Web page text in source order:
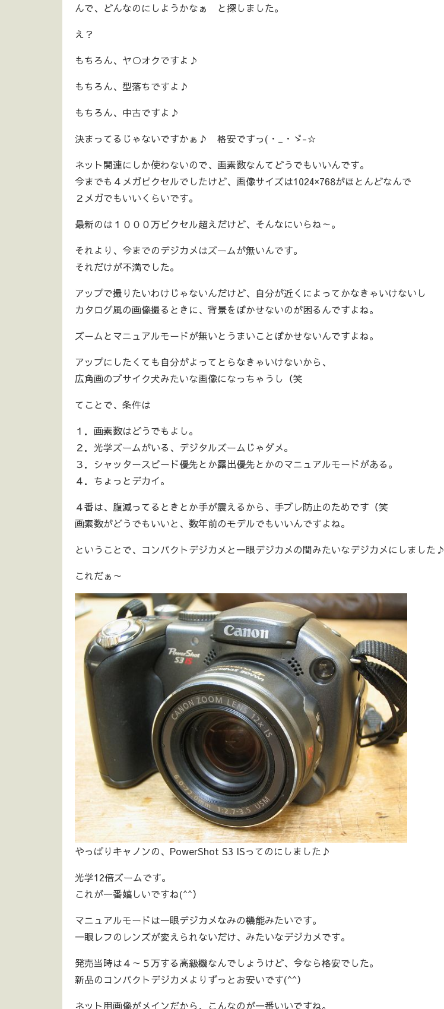
んで、どんなのにしようかなぁ と探しました。
え？
もちろん、ヤ○オクですよ♪
もちろん、型落ちですよ♪
もちろん、中古ですよ♪
決まってるじゃないですかぁ♪ 格安ですっ(・_・ゞ-☆
ネット関連にしか使わないので、画素数なんてどうでもいいんです。
今までも４メガピクセルでしたけど、画像サイズは1024×768がほとんどなんで
２メガでもいいくらいです。
最新のは１０００万ピクセル超えだけど、そんなにいらね～。
それより、今までのデジカメはズームが無いんです。
それだけが不満でした。
アップで撮りたいわけじゃないんだけど、自分が近くによってかなきゃいけないし
カタログ風の画像撮るときに、背景をぼかせないのが困るんですよね。
ズームとマニュアルモードが無いとうまいことぼかせないんですよね。
アップにしたくても自分がよってとらなきゃいけないから、
広角画のブサイク犬みたいな画像になっちゃうし（笑
てことで、条件は
１．画素数はどうでもよし。
２．光学ズームがいる、デジタルズームじゃダメ。
３．シャッタースピード優先とか露出優先とかのマニュアルモードがある。
４．ちょっとデカイ。
４番は、腹減ってるときとか手が震えるから、手ブレ防止のためです（笑
画素数がどうでもいいと、数年前のモデルでもいいんですよね。
ということで、コンパクトデジカメと一眼デジカメの間みたいなデジカメにしました♪
これだぁ～
やっぱりキャノンの、PowerShot S3 ISってのにしました♪
光学12倍ズームです。
これが一番嬉しいですね(^^）
マニュアルモードは一眼デジカメなみの機能みたいです。
一眼レフのレンズが変えられないだけ、みたいなデジカメです。
発売当時は４～５万する高級機なんでしょうけど、今なら格安でした。
新品のコンパクトデジカメよりずっとお安いです(^^）
ネット用画像がメインだから、こんなのが一番いいですね。